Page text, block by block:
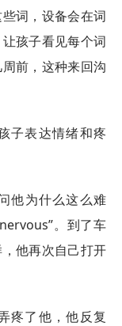
词，设备会在词
孩子看见每个词
前，这种来回沟
子表达情绪和疼
他为什么这么难
。到了车
他再次自己打开
疼了他，他反复